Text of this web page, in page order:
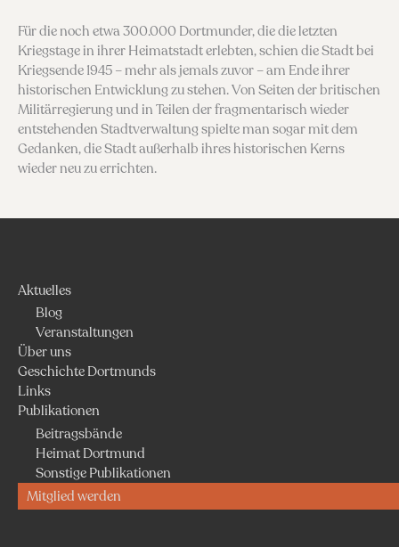
Für die noch etwa 300.000 Dortmunder, die die letz­ten
Kriegstage in ihrer Heimatstadt erlebten, schien die Stadt bei
Kriegsende 1945 – mehr als jemals zuvor – am Ende ihrer
historischen Entwicklung zu stehen. Von Seiten der britischen
Militärregierung und in Teilen der fragmentarisch wieder
entstehen­den Stadtverwaltung spielte man sogar mit dem
Gedanken, die Stadt außerhalb ihres historischen Kerns
wieder neu zu errichten.
Aktuelles
Blog
Veranstaltungen
Über uns
Geschichte Dortmunds
Links
Publikationen
Beitragsbände
Heimat Dortmund
Sonstige Publikationen
Mitglied werden